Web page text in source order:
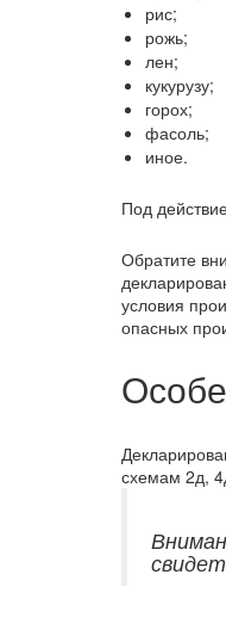
рис;
рожь;
лен;
кукурузу;
горох;
фасоль;
иное.
Под
Обратите
условия
опасных
схемам 2д,